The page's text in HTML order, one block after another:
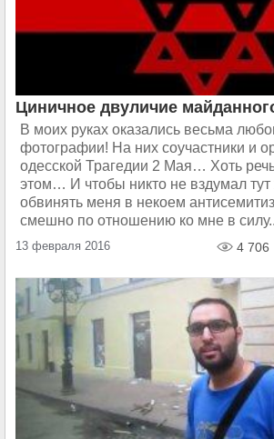
Циничное двуличие
В моих руках оказались весьма
фотографии! На них соучастники и
одесской Трагедии 2 Мая… Хоть
этом… И чтобы никто не вздумал тут
обвинять меня в некоем
смешно по отношению ко мне в
13 февраля 2016 4 706